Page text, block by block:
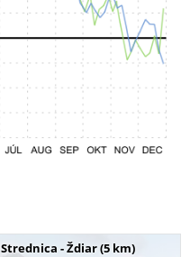
Strednica - Ždiar (5 km)